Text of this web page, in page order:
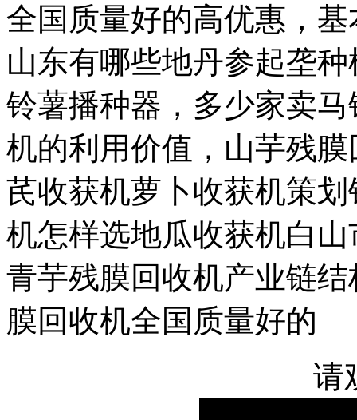
全国质量好的高优惠，
山东有哪些地丹参起垄
铃薯播种器，多少家卖
机的利用价值，山芋残
芪收获机萝卜收获机策
机怎样选地瓜收获机白
青芋残膜回收机产业链
膜回收机全国质量好的
请